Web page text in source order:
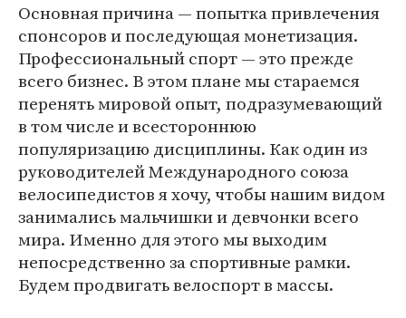
Основная причина — попытка привлечения
спонсоров и последующая монетизация.
Профессиональный спорт — это прежде
всего бизнес. В этом плане мы стараемся
перенять мировой опыт, подразумевающий
в том числе и всестороннюю
популяризацию дисциплины. Как один из
руководителей Международного союза
велосипедистов я хочу, чтобы нашим видом
занимались мальчишки и девчонки всего
мира. Именно для этого мы выходим
непосредственно за спортивные рамки.
Будем продвигать велоспорт в массы.